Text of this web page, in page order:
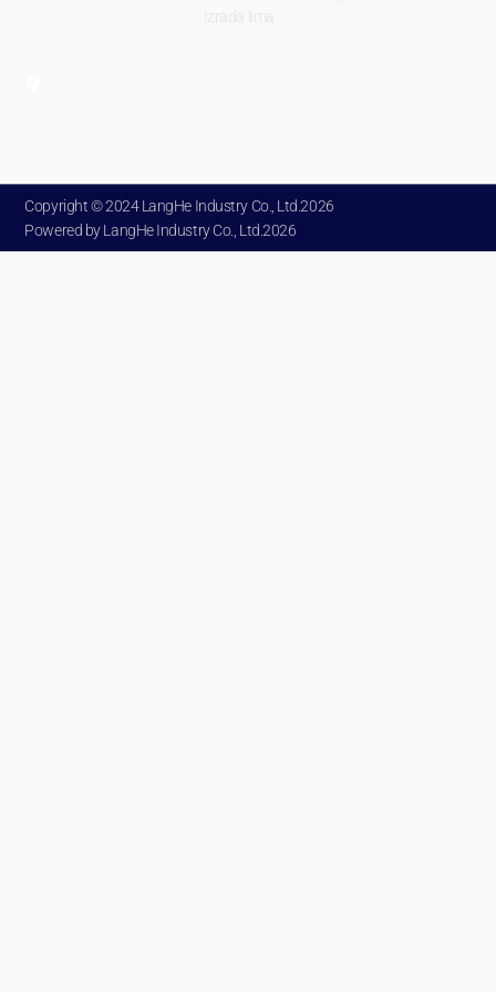
Izrada lima
Copyright © 2024 LangHe Industry Co., Ltd.2026
Powered by LangHe Industry Co., Ltd.2026